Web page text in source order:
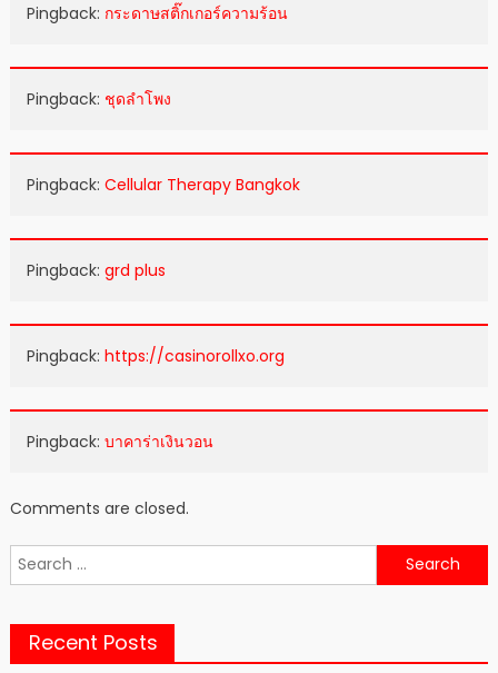
Pingback: กระดาษสติ๊กเกอร์ความร้อน
Pingback: ชุดลำโพง
Pingback: Cellular Therapy Bangkok
Pingback: grd plus
Pingback: https://casinorollxo.org
Pingback: บาคาร่าเงินวอน
Comments are closed.
Search
for:
Recent Posts